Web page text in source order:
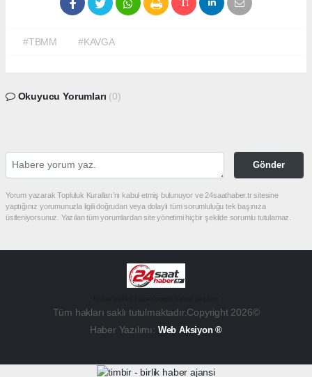
#TBMM #KAVGA
Okuyucu Yorumları (0)
Gönder
Yorum yazarak Topluluk Kuralları’nı kabul etmiş bulunuyor ve 24saathaber.tr sitesine
yaptığınız yorumunuzla ilgili doğrudan veya dolaylı tüm sorumluluğu tek başınıza
üstleniyorsunuz. Yazılan tüm yorumlardan site yönetimi hiçbir şekilde sorumlu tutulamaz.
Tüm hakları saklı tutulmaktadır.Copyright 2026©
Haber Yazılımı: Web Aksiyon ®